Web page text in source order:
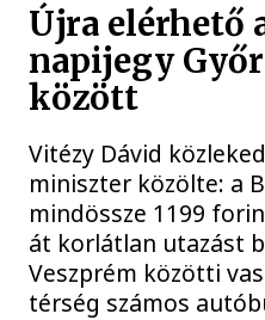
Újra elérhető
napijegy
között
Vitézy Dávid
miniszter közölte: a
mindössze 1199
át korlátlan utazást
Veszprém közötti
térség számos